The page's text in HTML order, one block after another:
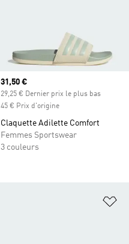
Prix actuel
31,50 €
29,25 € Dernier prix le plus bas
45 € Prix d'origine
Claquette Adilette Comfort
Femmes Sportswear
3 couleurs